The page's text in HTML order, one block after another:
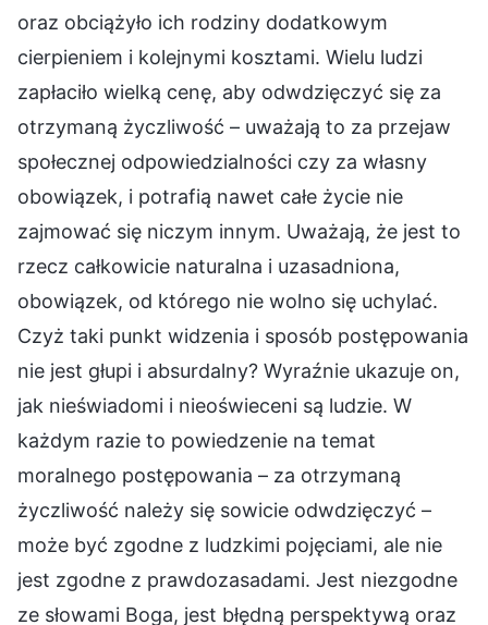
oraz obciążyło ich rodziny dodatkowym
cierpieniem i kolejnymi kosztami. Wielu ludzi
zapłaciło wielką cenę, aby odwdzięczyć się za
otrzymaną życzliwość – uważają to za przejaw
społecznej odpowiedzialności czy za własny
obowiązek, i potrafią nawet całe życie nie
zajmować się niczym innym. Uważają, że jest to
rzecz całkowicie naturalna i uzasadniona,
obowiązek, od którego nie wolno się uchylać.
Czyż taki punkt widzenia i sposób postępowania
nie jest głupi i absurdalny? Wyraźnie ukazuje on,
jak nieświadomi i nieoświeceni są ludzie. W
każdym razie to powiedzenie na temat
moralnego postępowania – za otrzymaną
życzliwość należy się sowicie odwdzięczyć –
może być zgodne z ludzkimi pojęciami, ale nie
jest zgodne z prawdozasadami. Jest niezgodne
ze słowami Boga, jest błędną perspektywą oraz